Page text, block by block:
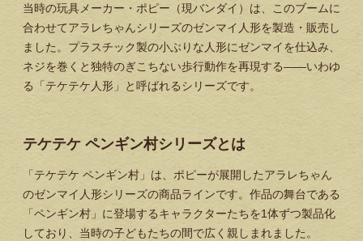
当時の玩具メーカー・ポピー（現バンダイ）は、このブームに
合わせてアラレちゃんシリーズのゼンマイ人形を製造・販売し
ました。プラスチック製の小ぶりな人形にゼンマイを仕込み、
ネジを巻くと独特のぎこちない歩行動作を再現する——いわゆ
る「テケテケ人形」と呼ばれるシリーズです。
テケテケ ペンギン村シリーズとは
「テケテケ ペンギン村」は、ポピーが展開したアラレちゃん
のゼンマイ人形シリーズの商品ラインです。作品の舞台である
「ペンギン村」に登場するキャラクターたちを1体ずつ製品化
しており、当時の子どもたちの間で広く親しまれました。